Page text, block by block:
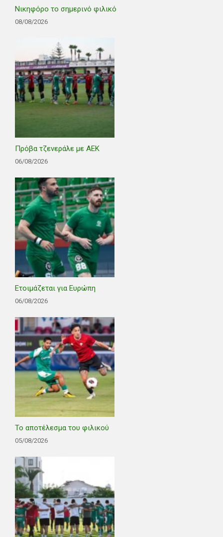
Νικηφόρο το σημερινό φιλικό
08/08/2026
Πρόβα τζενεράλε με ΑΕΚ
06/08/2026
Ετοιμάζεται για Ευρώπη
06/08/2026
Το αποτέλεσμα του φιλικού
05/08/2026